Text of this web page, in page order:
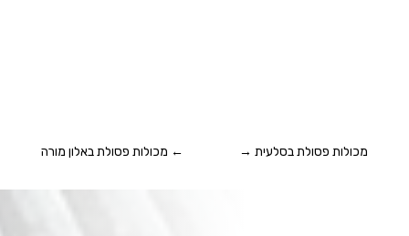
← מכולות פסולת באלון מורה מכולות פסולת בסלעית→